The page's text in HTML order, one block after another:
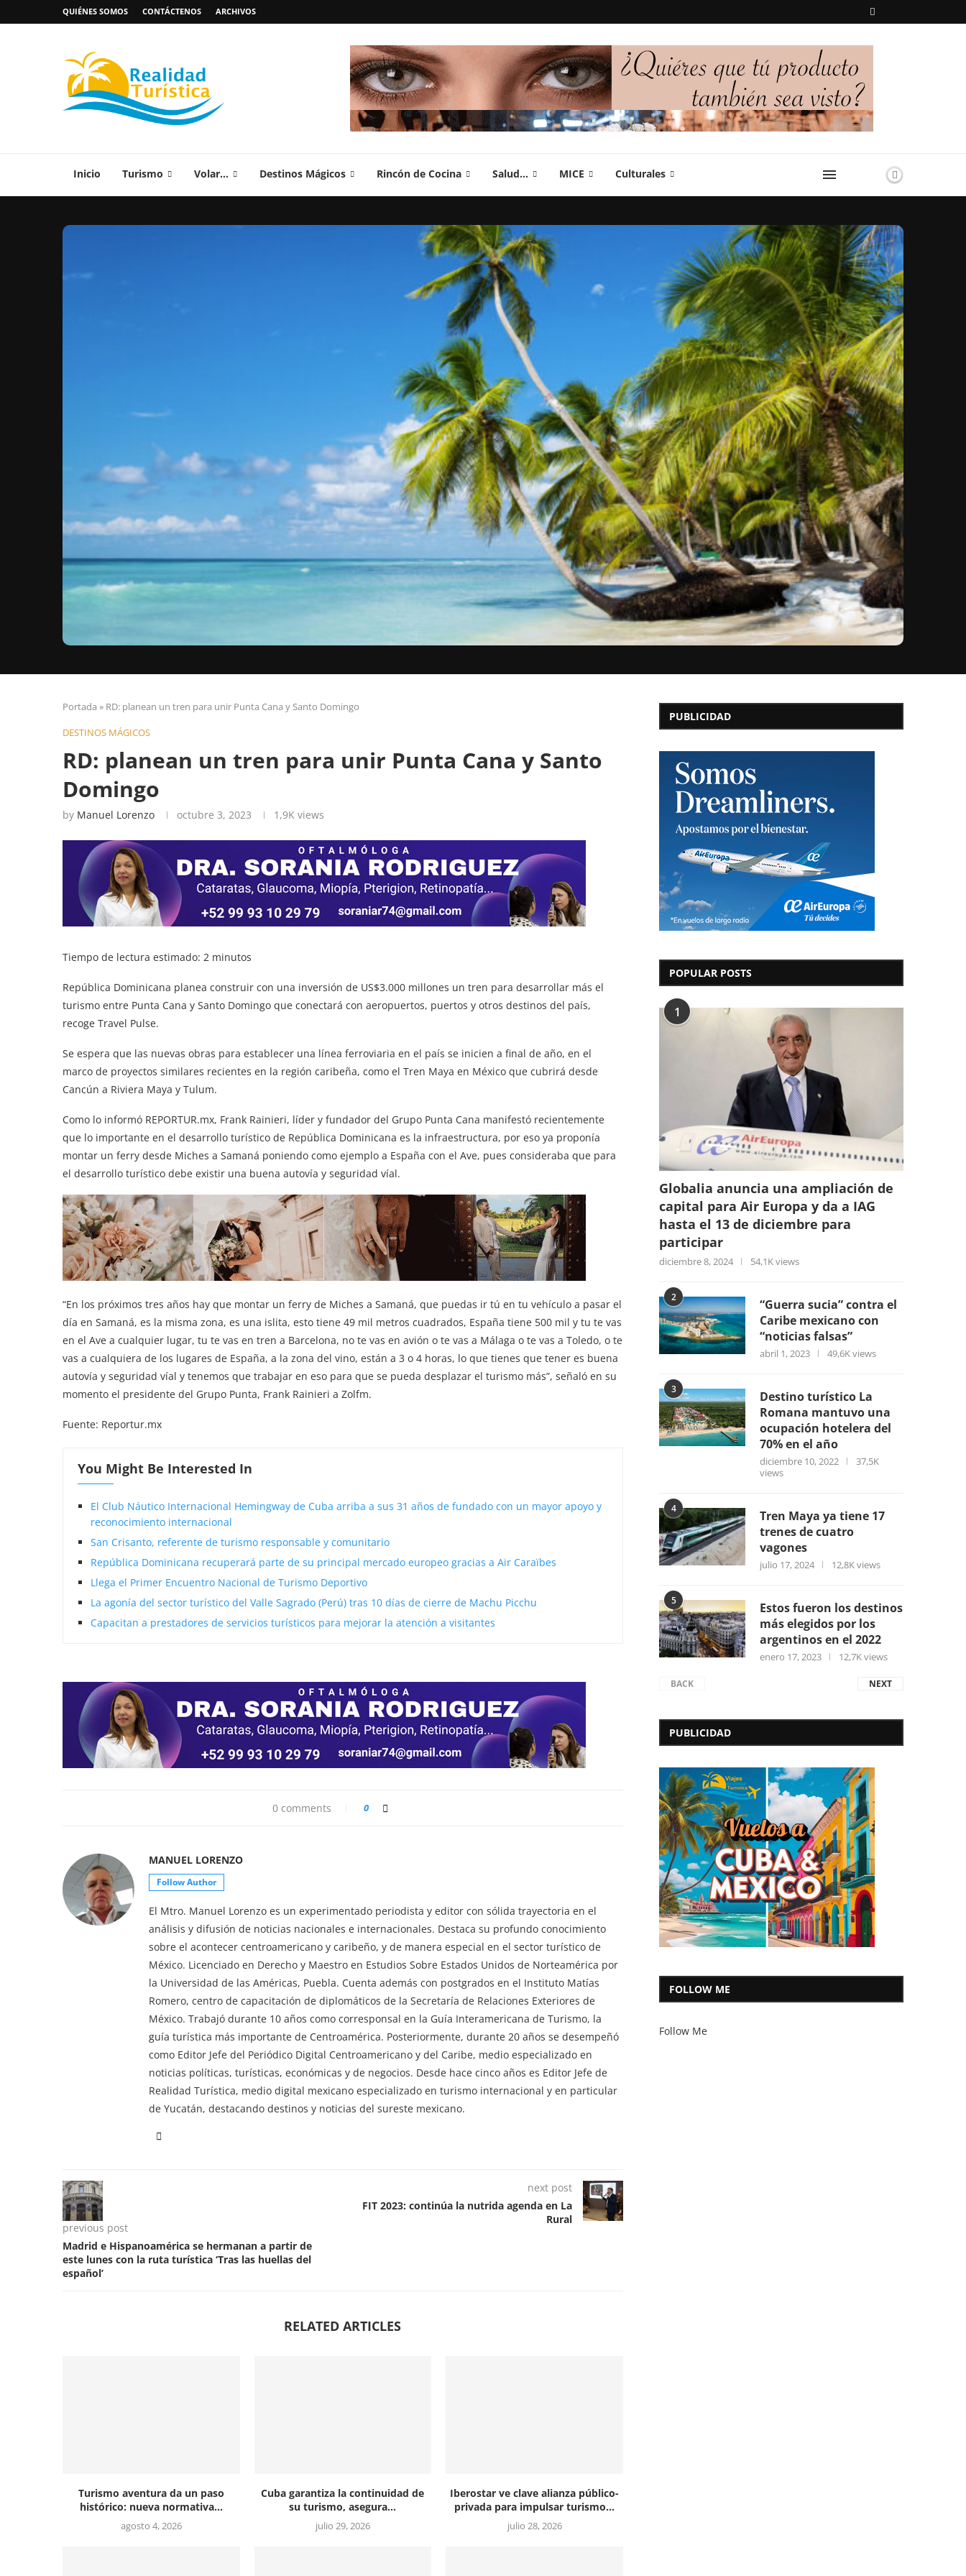
QUIÉNES SOMOS CONTÁCTENOS ARCHIVOS
Inicio Turismo Volar… Destinos Mágicos Rincón de Cocina Salud… MICE Culturales
Portada » RD: planean un tren para unir Punta Cana y Santo Domingo
DESTINOS MÁGICOS
RD: planean un tren para unir Punta Cana y Santo
Domingo
by Manuel Lorenzo octubre 3, 2023 1,9K views
Tiempo de lectura estimado: 2 minutos
República Dominicana planea construir con una inversión de US$3.000 millones un tren para desarrollar más el
turismo entre Punta Cana y Santo Domingo que conectará con aeropuertos, puertos y otros destinos del país,
recoge Travel Pulse.
Se espera que las nuevas obras para establecer una línea ferroviaria en el país se inicien a final de año, en el
marco de proyectos similares recientes en la región caribeña, como el Tren Maya en México que cubrirá desde
Cancún a Riviera Maya y Tulum.
Como lo informó REPORTUR.mx, Frank Rainieri, líder y fundador del Grupo Punta Cana manifestó recientemente
que lo importante en el desarrollo turístico de República Dominicana es la infraestructura, por eso ya proponía
montar un ferry desde Miches a Samaná poniendo como ejemplo a España con el Ave, pues consideraba que para
el desarrollo turístico debe existir una buena autovía y seguridad víal.
“En los próximos tres años hay que montar un ferry de Miches a Samaná, que puedas ir tú en tu vehículo a pasar el
día en Samaná, es la misma zona, es una islita, esto tiene 49 mil metros cuadrados, España tiene 500 mil y tu te vas
en el Ave a cualquier lugar, tu te vas en tren a Barcelona, no te vas en avión o te vas a Málaga o te vas a Toledo, o te
vas a cualquiera de los lugares de España, a la zona del vino, están a 3 o 4 horas, lo que tienes que tener es buena
autovía y seguridad víal y tenemos que trabajar en eso para que se pueda desplazar el turismo más”, señaló en su
momento el presidente del Grupo Punta, Frank Rainieri a Zolfm.
Fuente: Reportur.mx
You Might Be Interested In
El Club Náutico Internacional Hemingway de Cuba arriba a sus 31 años de fundado con un mayor apoyo y
reconocimiento internacional
San Crisanto, referente de turismo responsable y comunitario
República Dominicana recuperará parte de su principal mercado europeo gracias a Air Caraïbes
Llega el Primer Encuentro Nacional de Turismo Deportivo
La agonía del sector turístico del Valle Sagrado (Perú) tras 10 días de cierre de Machu Picchu
Capacitan a prestadores de servicios turísticos para mejorar la atención a visitantes
0 comments 0
MANUEL LORENZO
Follow Author
El Mtro. Manuel Lorenzo es un experimentado periodista y editor con sólida trayectoria en el
análisis y difusión de noticias nacionales e internacionales. Destaca su profundo conocimiento
sobre el acontecer centroamericano y caribeño, y de manera especial en el sector turístico de
México. Licenciado en Derecho y Maestro en Estudios Sobre Estados Unidos de Norteamérica por
la Universidad de las Américas, Puebla. Cuenta además con postgrados en el Instituto Matías
Romero, centro de capacitación de diplomáticos de la Secretaría de Relaciones Exteriores de
México. Trabajó durante 10 años como corresponsal en la Guía Interamericana de Turismo, la
guía turística más importante de Centroamérica. Posteriormente, durante 20 años se desempeñó
como Editor Jefe del Periódico Digital Centroamericano y del Caribe, medio especializado en
noticias políticas, turísticas, económicas y de negocios. Desde hace cinco años es Editor Jefe de
Realidad Turística, medio digital mexicano especializado en turismo internacional y en particular
de Yucatán, destacando destinos y noticias del sureste mexicano.
previous post
Madrid e Hispanoamérica se hermanan a partir de
este lunes con la ruta turística ‘Tras las huellas del
español’
next post
FIT 2023: continúa la nutrida agenda en La
Rural
RELATED ARTICLES
Turismo aventura da un paso
histórico: nueva normativa...
agosto 4, 2026
Cuba garantiza la continuidad de
su turismo, asegura...
julio 29, 2026
Iberostar ve clave alianza público-
privada para impulsar turismo...
julio 28, 2026
PUBLICIDAD
POPULAR POSTS
1
Globalia anuncia una ampliación de
capital para Air Europa y da a IAG
hasta el 13 de diciembre para
participar
diciembre 8, 2024 54,1K views
2
“Guerra sucia” contra el
Caribe mexicano con
“noticias falsas”
abril 1, 2023 49,6K views
3
Destino turístico La
Romana mantuvo una
ocupación hotelera del
70% en el año
diciembre 10, 2022
37,5K
views
4
Tren Maya ya tiene 17
trenes de cuatro
vagones
julio 17, 2024 12,8K views
5
Estos fueron los destinos
más elegidos por los
argentinos en el 2022
enero 17, 2023 12,7K views
BACK NEXT
PUBLICIDAD
FOLLOW ME
Follow Me